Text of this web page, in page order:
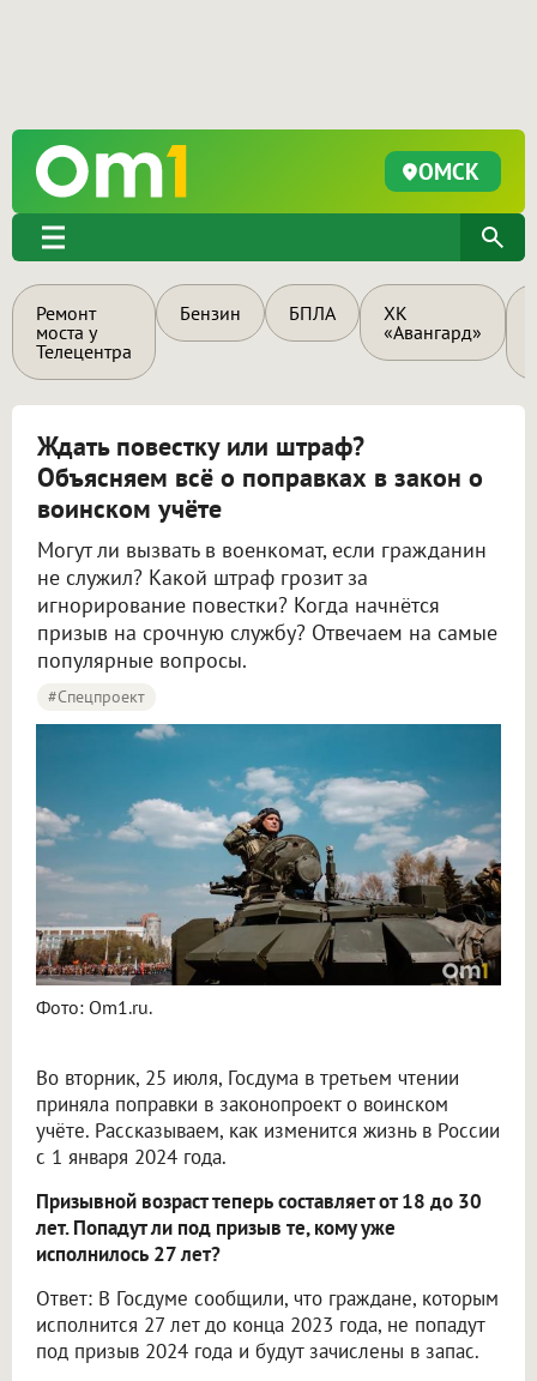
ОМСК
Ремонт
моста у
Телецентра
Бензин БПЛА
ХК
«Авангард»
Ждать повестку или штраф?
Объясняем всё о поправках в закон о
воинском учёте
Могут ли вызвать в военкомат, если гражданин
не служил? Какой штраф грозит за
игнорирование повестки? Когда начнётся
призыв на срочную службу? Отвечаем на самые
популярные вопросы.
#Спецпроект
Фото: Om1.ru.
Во вторник, 25 июля, Госдума в третьем чтении
приняла поправки в законопроект о воинском
учёте. Рассказываем, как изменится жизнь в России
с 1 января 2024 года.
Призывной возраст теперь составляет от 18 до 30
лет. Попадут ли под призыв те, кому уже
исполнилось 27 лет?
Ответ: В Госдуме сообщили, что граждане, которым
исполнится 27 лет до конца 2023 года, не попадут
под призыв 2024 года и будут зачислены в запас.